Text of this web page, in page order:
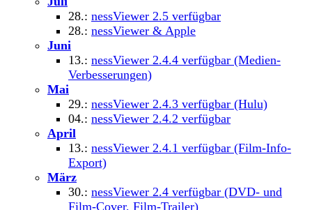
28.: nessViewer 2.5 verfügbar
28.: nessViewer & Apple
Juni
13.: nessViewer 2.4.4 verfügbar (Medien-
Verbesserungen)
Mai
29.: nessViewer 2.4.3 verfügbar (Hulu)
04.: nessViewer 2.4.2 verfügbar
April
13.: nessViewer 2.4.1 verfügbar (Film-Info-
Export)
März
30.: nessViewer 2.4 verfügbar (DVD- und
Film-Cover, Film-Trailer)